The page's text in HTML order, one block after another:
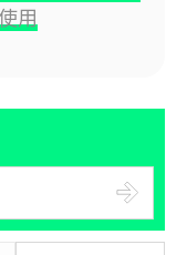
用